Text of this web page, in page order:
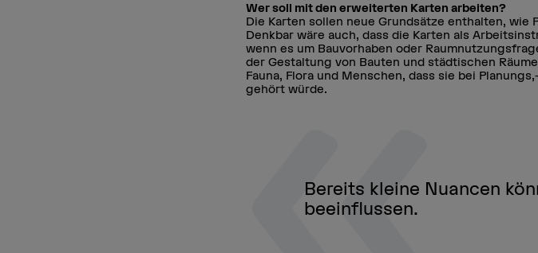
Wer soll mit den erweiterten Karten arbeiten?
Die Karten sollen neue Grundsätze enthalten, wie
Denkbar wäre auch, dass die Karten als
wenn es um Bauvorhaben oder
der Gestaltung von Bauten und städtischen
Fauna, Flora und Menschen, dass sie bei
gehört würde.
Bereits kleine Nuancen
beeinflussen.